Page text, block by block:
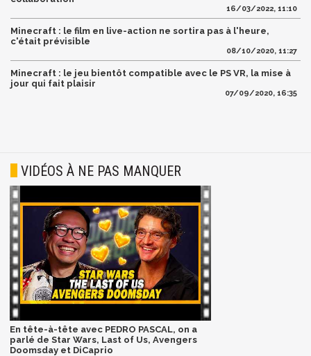
16/03/2022, 11:10
Minecraft : le film en live-action ne sortira pas à l'heure,
c'était prévisible
08/10/2020, 11:27
Minecraft : le jeu bientôt compatible avec le PS VR, la mise à
jour qui fait plaisir
07/09/2020, 16:35
VIDÉOS À NE PAS MANQUER
En tête-à-tête avec PEDRO PASCAL, on a
parlé de Star Wars, Last of Us, Avengers
Doomsday et DiCaprio